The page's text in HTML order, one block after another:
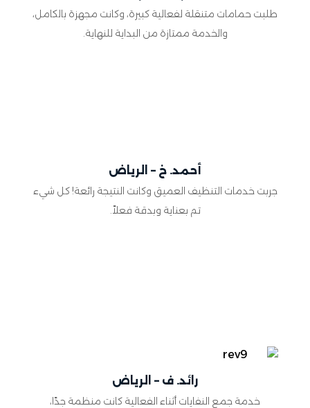
طلبت حمامات متنقلة لفعالية كبيرة، وكانت مجهزة بالكامل،
والخدمة ممتازة من البداية للنهاية.
أحمد. خ – الرياض
جربت خدمات التنظيف العميق وكانت النتيجة رائعة! كل شيء
تم بعناية وبدقة فعلاً.
رائد. ف – الرياض
خدمة جمع النفايات أثناء الفعالية كانت منظمة جدًا،